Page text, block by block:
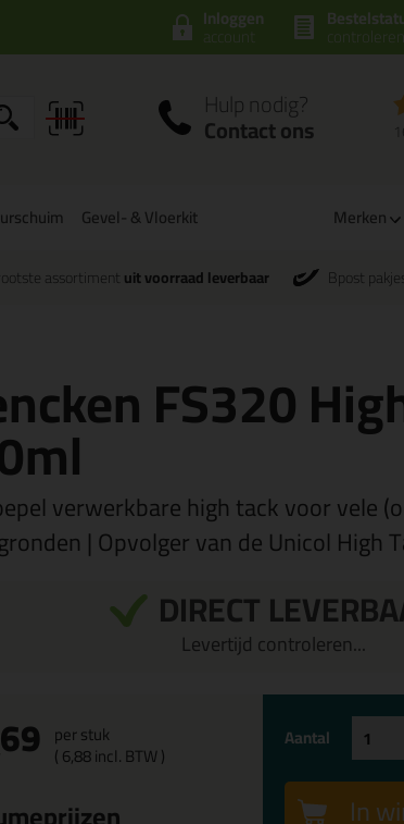
controleren
Inloggen
account
Hulp nodig?
Contact ons
Gevel- & Vloerkit Merken
assortiment uit voorraad leverbaar Bpost
FS320
verwerkbare high tack voor vele
| Opvolger van de Unicol High
DIRECT
Levertijd controleren...
69 per stuk
(6,88incl. BTW )
Aantal
In